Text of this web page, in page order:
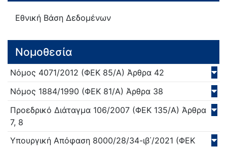
Εθνική Βάση Δεδομένων
Νομοθεσία
Νόμος 4071/2012 (ΦΕΚ 85/Α) Άρθρα 42
Νόμος 1884/1990 (ΦΕΚ 81/Α) Άρθρα 38
Προεδρικό Διάταγμα 106/2007 (ΦΕΚ 135/Α) Άρθρα
7, 8
Υπουργική Απόφαση 8000/28/34-ιβ΄/2021 (ΦΕΚ